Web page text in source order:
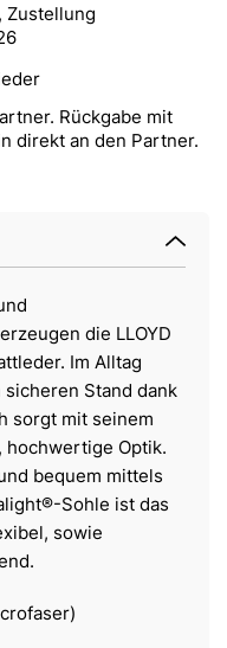
Zustellung
Rückgabe mit
direkt an den Partner.
die LLOYD
Im Alltag
Stand dank
sorgt mit seinem
hochwertige Optik.
bequem mittels
Sohle ist das
sowie